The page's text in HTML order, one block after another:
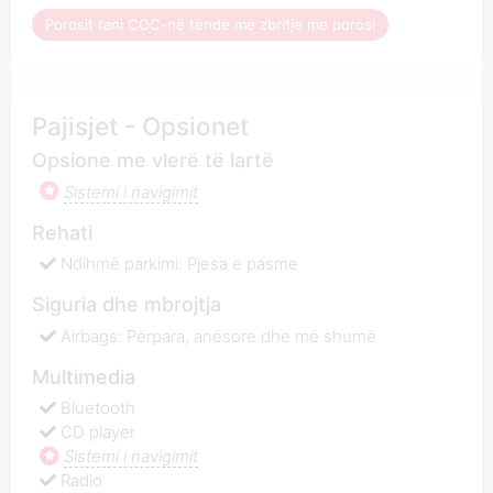
Porosit tani COC-në tënde me zbritje me porosi
Pajisjet - Opsionet
Opsione me vlerë të lartë
Sistemi i navigimit
Rehati
Ndihmë parkimi: Pjesa e pasme
Siguria dhe mbrojtja
Airbags: Përpara, anësore dhe më shumë
Multimedia
Bluetooth
CD player
Sistemi i navigimit
Radio